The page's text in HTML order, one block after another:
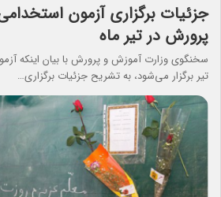
جزئیات برگزاری آزمون
پرورش در تیر ماه
سخنگوی وزارت آموزش و پرورش با بیان اینکه
تیر برگزار می‌شود، به تشریح جزئیات برگزاری…